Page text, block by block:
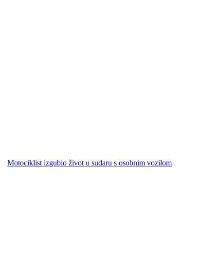
Motociklist izgubio život u sudaru s osobnim vozilom